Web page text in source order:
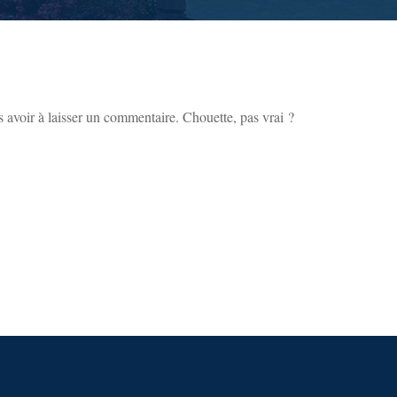
avoir à laisser un commentaire. Chouette, pas vrai ?